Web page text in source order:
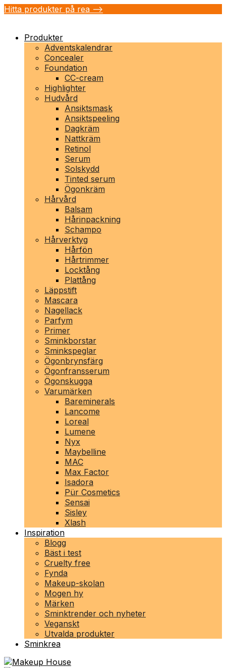
Hitta produkter på rea -->
Produkter
Adventskalendrar
Concealer
Foundation
CC-cream
Highlighter
Hudvård
Ansiktsmask
Ansiktspeeling
Dagkräm
Nattkräm
Retinol
Serum
Solskydd
Tinted serum
Ögonkräm
Hårvård
Balsam
Hårinpackning
Schampo
Hårverktyg
Hårfön
Hårtrimmer
Locktång
Plattång
Läppstift
Mascara
Nagellack
Parfym
Primer
Sminkborstar
Sminkspeglar
Ögonbrynsfärg
Ögonfransserum
Ögonskugga
Varumärken
Bareminerals
Lancome
Loreal
Lumene
Nyx
Maybelline
MAC
Max Factor
Isadora
Pür Cosmetics
Sensai
Sisley
Xlash
Inspiration
Blogg
Bäst i test
Cruelty free
Fynda
Makeup-skolan
Mogen hy
Märken
Sminktrender och nyheter
Veganskt
Utvalda produkter
Sminkrea